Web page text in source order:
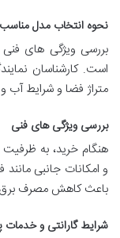
نحوه انتخاب مدل مناسب
بررسی ویژگی های
است. کارشناسان
متراژ فضا و شرایط آب
بررسی ویژگی های فنی
هنگام خرید، به
و امکانات جانبی
باعث کاهش مصرف برق
شرایط گارانتی و